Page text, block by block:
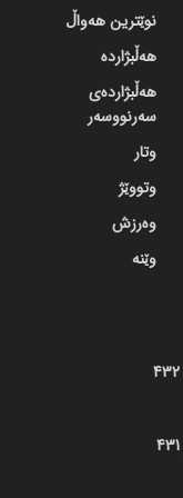
نوێترین هەواڵ
هەڵبژاردە
هەڵبژاردەی
سەرنووسەر
وتار
وتووێژ
وەرزش
وێنە